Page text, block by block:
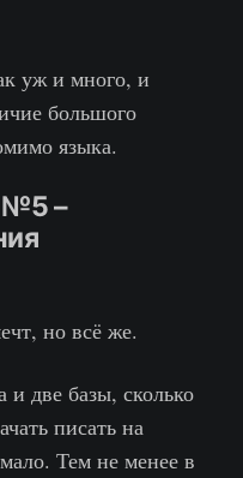
уж и много, и
большого
языка.
№5 –
но всё же.
и две базы, сколько
писать на
Тем не менее в